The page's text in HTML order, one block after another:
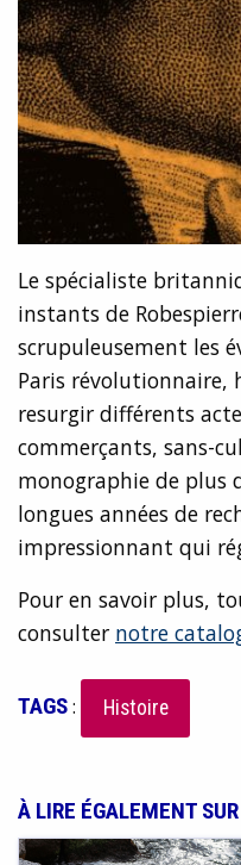
Le spécialiste
instants de
scrupuleusement les
Paris révolutionnaire,
resurgir différents
commerçants, sans-
monographie de plus
longues années de
impressionnant qui
Pour en savoir plus,
consulter notre
TAGS: Histoire
À LIRE ÉGALEMENT